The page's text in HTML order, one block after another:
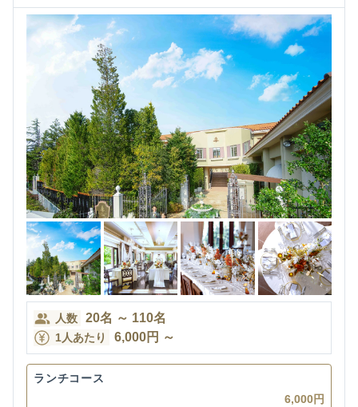
人数 20名 ～ 110名
1人あたり 6,000円 ～
ランチコース
6,000円